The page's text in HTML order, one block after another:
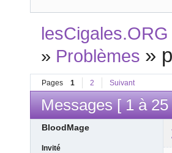
» Problèmes »
Pages 1 2 Suivant
Messages [ 1 à
BloodMage
Invité